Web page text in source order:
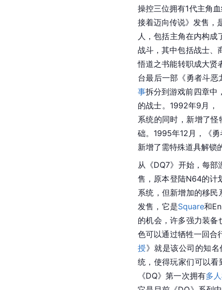
操控三位拥有1代主角
接着迈向传说》发售，
人，包括主角在内构
战斗，其中包括战士、
悟道之书能转职成大贤
台最后一部《勇者斗
事拆分到游戏前四章中
的战士。1992年9月，
系统的同时，新增了
础。1995年12月，《
新增了需特殊道具解锁
从《DQ7》开始，每
售，原本登陆N64的计
系统，但新增加的移
发售，它是Square和
的机会，许多强力装备
色可以通过牺牲一回合
授》就是该公司的知
统，使得玩家们可以
《DQ》第一次拥有多